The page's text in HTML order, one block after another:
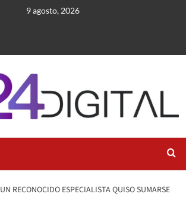
9 agosto, 2026
UN RECONOCIDO ESPECIALISTA QUISO SUMARSE